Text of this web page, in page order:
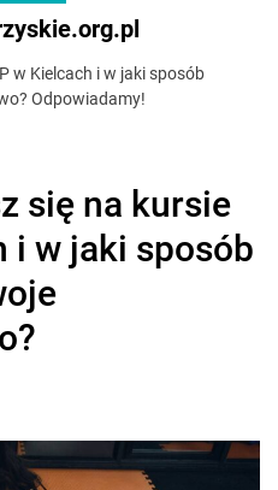
w Kielcach i w jaki sposób
Odpowiadamy!
się na kursie
i w jaki sposób